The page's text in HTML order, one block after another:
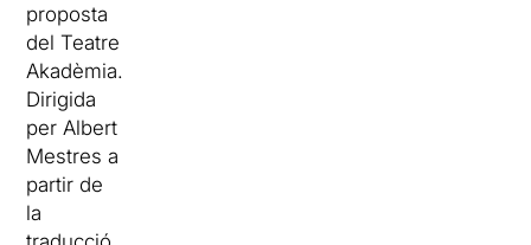
proposta
del Teatre
Akadèmia.
Dirigida
per Albert
Mestres a
partir de
la